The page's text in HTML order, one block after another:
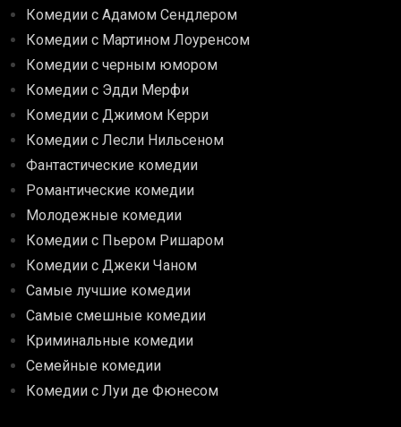
Комедии с Адамом Сендлером
Комедии с Мартином Лоуренсом
Комедии с черным юмором
Комедии с Эдди Мерфи
Комедии с Джимом Керри
Комедии с Лесли Нильсеном
Фантастические комедии
Романтические комедии
Молодежные комедии
Комедии с Пьером Ришаром
Комедии с Джеки Чаном
Самые лучшие комедии
Самые смешные комедии
Криминальные комедии
Семейные комедии
Комедии с Луи де Фюнесом